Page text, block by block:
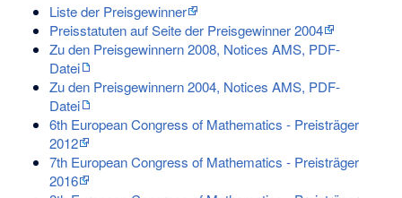
Liste der Preisgewinner
Preisstatuten auf Seite der Preisgewinner 2004
Zu den Preisgewinnern 2008, Notices AMS, PDF-
Datei
Zu den Preisgewinnern 2004, Notices AMS, PDF-
Datei
6th European Congress of Mathematics - Preisträger
2012
7th European Congress of Mathematics - Preisträger
2016